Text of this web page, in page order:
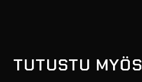
TUTUSTU MYÖS